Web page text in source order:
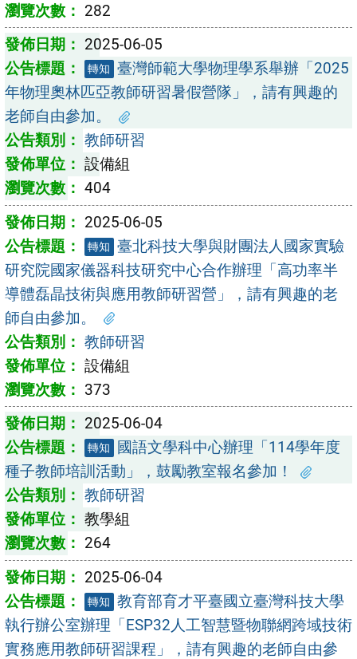
282
2025-06-05
轉知 臺灣師範大學物理學系舉辦「2025
年物理奧林匹亞教師研習暑假營隊」，請有興趣的
老師自由參加。
教師研習
設備組
404
2025-06-05
轉知 臺北科技大學與財團法人國家實驗
研究院國家儀器科技研究中心合作辦理「高功率半
導體磊晶技術與應用教師研習營」，請有興趣的老
師自由參加。
教師研習
設備組
373
2025-06-04
轉知
國語文學科中心辦理「114學年度
種子教師培訓活動」，鼓勵教室報名參加！
教師研習
教學組
264
2025-06-04
轉知 教育部育才平臺國立臺灣科技大學
執行辦公室辦理「ESP32人工智慧暨物聯網跨域技術
實務應用教師研習課程」，請有興趣的老師自由參